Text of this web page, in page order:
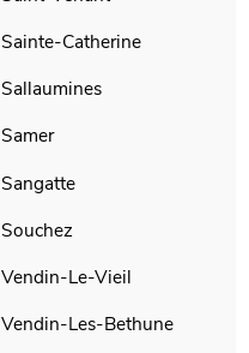
Sainte-Catherine
Sallaumines
Samer
Sangatte
Souchez
Vendin-Le-Vieil
Vendin-Les-Bethune